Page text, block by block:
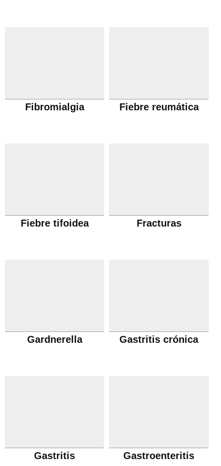
Fibromialgia Fiebre reumática
Fiebre tifoidea Fracturas
Gardnerella Gastritis crónica
Gastritis Gastroenteritis